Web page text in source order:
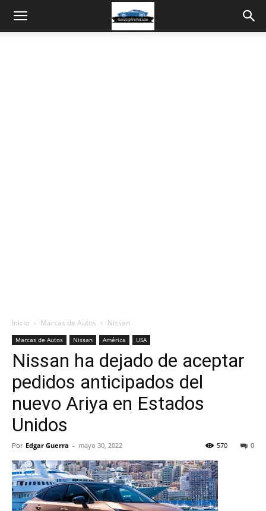
Inicio Marcas de Autos Nissan
Marcas de Autos Nissan América USA
Nissan ha dejado de aceptar
pedidos anticipados del
nuevo Ariya en Estados
Unidos
Por Edgar Guerra - mayo 30, 2022 0
570